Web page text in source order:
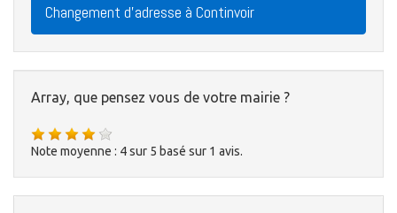
Changement d'adresse à Continvoir
Array, que pensez vous de votre mairie ?
Note moyenne : 4sur 5 basé sur 1 avis.